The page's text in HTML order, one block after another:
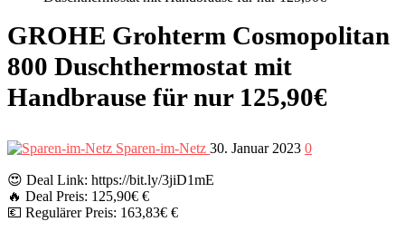
GROHE Grohterm Cosmopolitan
800 Duschthermostat mit
Handbrause für nur 125,90€
Sparen-im-Netz 30. Januar 2023 0
😍 Deal Link: https://bit.ly/3jiD1mE
🔥 Deal Preis: 125,90€ €
💶 Regulärer Preis: 163,83€ €